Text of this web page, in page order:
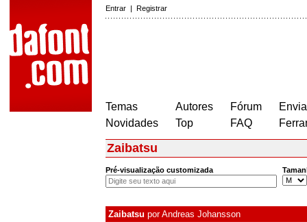
Entrar | Registrar
Temas
Novidades
Autores
Top
Fórum
FAQ
Zaibatsu
Pré-visualização customizada
Zaibatsu porAndreas Johansson